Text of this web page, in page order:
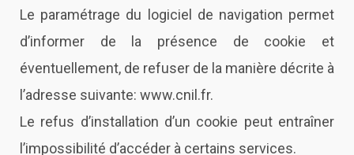
Le paramétrage du logiciel de navigation permet
d’informer de la présence de cookie et
éventuellement, de refuser de la manière décrite à
l’adresse suivante: www.cnil.fr.
Le refus d’installation d’un cookie peut entraîner
l’impossibilité d’accéder à certains services.